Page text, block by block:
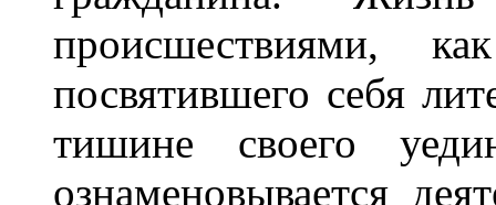
происшествиями,
посвятившего себя
тишине своего
ознаменовывается